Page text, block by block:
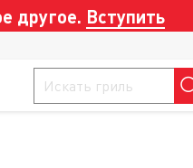
другое. Вступить